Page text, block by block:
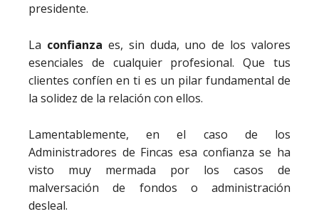
presidente.
La confianza es, sin duda, uno de los valores
esenciales de cualquier profesional. Que tus
clientes confíen en ti es un pilar fundamental de
la solidez de la relación con ellos.
Lamentablemente, en el caso de los
Administradores de Fincas esa confianza se ha
visto muy mermada por los casos de
malversación de fondos o administración
desleal.